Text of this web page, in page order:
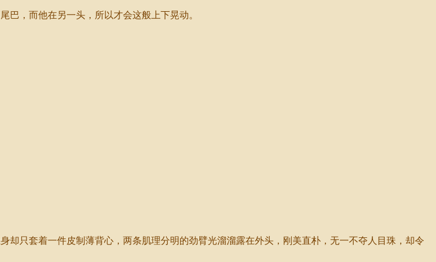
，而他在另一头，所以才会这般上下晃动。
只套着一件皮制薄背心，两条肌理分明的劲臂光溜溜露在外头，刚美直朴，无一不夺人目珠，却令